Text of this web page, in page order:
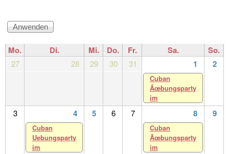
Mo. Di. Mi. Do. Fr. Sa. So.
27 28 29 30 31 1 2
Cuban
Ãœbungsparty
im
3 4 5 6 7 8 9
Cuban
Uebungsparty
im
Cuban
Ãœbungsparty
im